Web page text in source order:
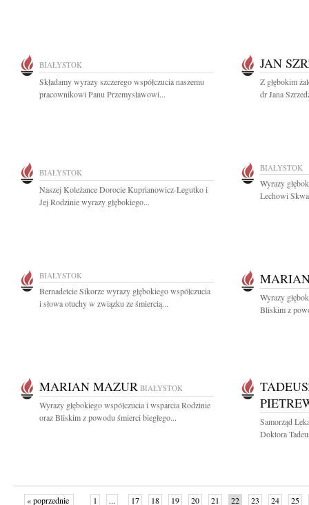
BIAŁYSTOK
Składamy wyrazy szczerego współczucia naszemu
pracownikowi Panu Przemysławowi...
JAN
Z głębokim
dr Jana
BIAŁYSTOK
Naszej Koleżance Dorocie Kuprianowicz-Legutko i
Jej Rodzinie wyrazy głębokiego...
BIAŁYSTOK
Wyrazy
Lechowi
BIAŁYSTOK
Bernadetcie Sikorze wyrazy głębokiego współczucia
i słowa otuchy w związku ze śmiercią...
Wyrazy
Bliskim z
MARIAN MAZUR BIAŁYSTOK
Wyrazy głębokiego współczucia i wsparcia Rodzinie
oraz Bliskim z powodu śmierci biegłego...
Samorząd
Doktora
« poprzednie 1 ... 17 18 19 20 21 22 23 24 25